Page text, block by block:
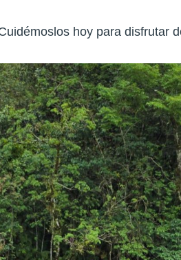
hoy para disfrutar